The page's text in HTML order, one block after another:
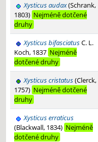
Xysticus audax(Schrank,
1803) Nejméně dotčené
druhy
Xysticus bifasciatusC. L.
Koch, 1837 Nejméně
dotčené druhy
Xysticus cristatus(Clerck,
1757) Nejméně dotčené
druhy
Xysticus erraticus
(Blackwall, 1834) Nejméně
dotčené druhy